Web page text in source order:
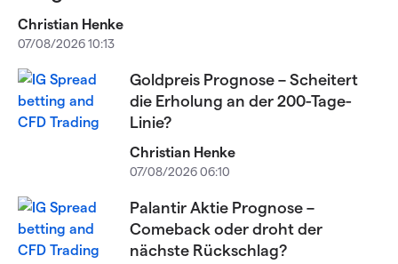
Christian Henke
07/08/2026 10:13
Goldpreis Prognose – Scheitert
die Erholung an der 200-Tage-
Linie?
Christian Henke
07/08/2026 06:10
Palantir Aktie Prognose –
Comeback oder droht der
nächste Rückschlag?